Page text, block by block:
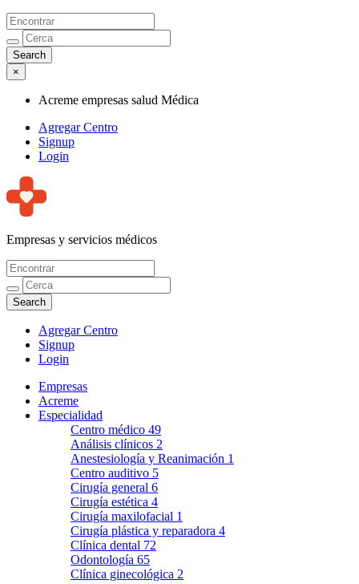
×
Acreme empresas salud Médica
Agregar Centro
Signup
Login
Acreme empresas salud Médica
Empresas y servicios médicos
Agregar Centro
Signup
Login
Empresas
Acreme
Especialidad
Centro médico 49
Análisis clínicos 2
Anestesiología y Reanimación 1
Centro auditivo 5
Cirugía general 6
Cirugía estética 4
Cirugía maxilofacial 1
Cirugía plástica y reparadora 4
Clínica dental 72
Odontología 65
Clínica ginecológica 2